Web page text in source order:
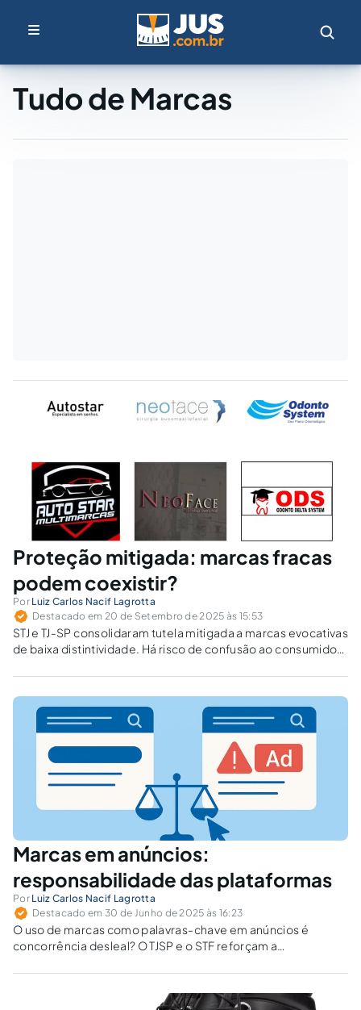
Tudo de Marcas
Proteção mitigada: marcas fracas
podem coexistir?
Por Luiz Carlos Nacif Lagrotta
Destacado em 20 de Setembro de 2025 às 15:53
STJ e TJ-SP consolidaram tutela mitigada a marcas evocativas
de baixa distintividade. Há risco de confusão ao consumidor
Marcas em anúncios:
responsabilidade das plataformas
Por Luiz Carlos Nacif Lagrotta
Destacado em 30 de Junho de 2025 às 16:23
O uso de marcas como palavras-chave em anúncios é
concorrência desleal? O TJSP e o STF reforçam a
omissão ou falha de bloqueio.